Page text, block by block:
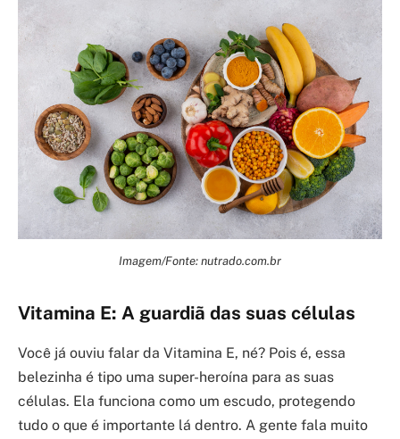
Imagem/Fonte: nutrado.com.br
Vitamina E: A guardiã das suas células
Você já ouviu falar da Vitamina E, né? Pois é, essa
belezinha é tipo uma super-heroína para as suas
células. Ela funciona como um escudo, protegendo
tudo o que é importante lá dentro. A gente fala muito